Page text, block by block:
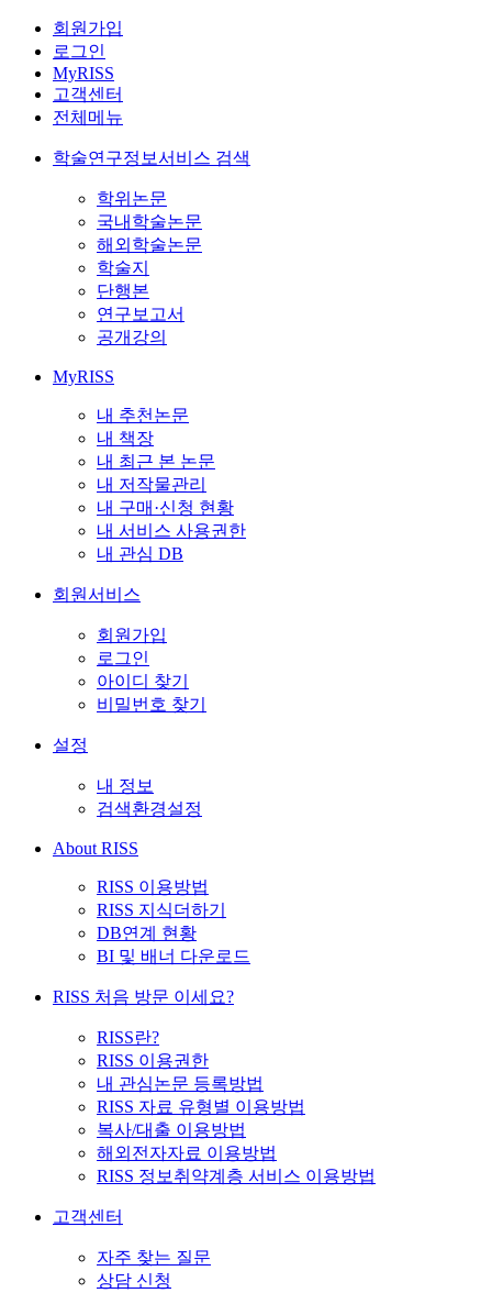
회원가입
로그인
MyRISS
고객센터
전체메뉴
학술연구정보서비스 검색
학위논문
국내학술논문
해외학술논문
학술지
단행본
연구보고서
공개강의
MyRISS
내 추천논문
내 책장
내 최근 본 논문
내 저작물관리
내 구매·신청 현황
내 서비스 사용권한
내 관심 DB
회원서비스
회원가입
로그인
아이디 찾기
비밀번호 찾기
설정
내 정보
검색환경설정
About RISS
RISS 이용방법
RISS 지식더하기
DB연계 현황
BI 및 배너 다운로드
RISS 처음 방문 이세요?
RISS란?
RISS 이용권한
내 관심논문 등록방법
RISS 자료 유형별 이용방법
복사/대출 이용방법
해외전자자료 이용방법
RISS 정보취약계층 서비스 이용방법
고객센터
자주 찾는 질문
상담 신청